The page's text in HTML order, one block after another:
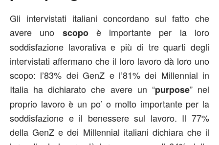
Gli intervistati italiani concordano sul fatto che
avere uno scopoè importante per la loro
soddisfazione lavorativa e più di tre quarti degli
intervistati affermano che il loro lavoro dà loro uno
scopo: l’83% dei GenZ e l’81% dei Millennial in
Italia ha dichiarato che avere un “purpose” nel
proprio lavoro è un po’ o molto importante per la
soddisfazione e il benessere sul lavoro. Il 77%
della GenZ e dei Millennial italiani dichiara che il